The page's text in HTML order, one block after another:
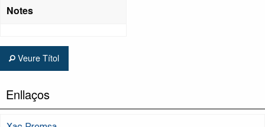
Notes
Veure Títol
Enllaços